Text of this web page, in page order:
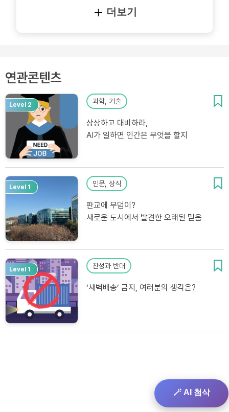
더보기
연관콘텐츠
Level 2 과학, 기술
상상하고 대비하라,
AI가 일하면 인간은 무엇을 할지
Level 1 인문, 상식
판교에 무덤이?
새로운 도시에서 발견한 오래된 믿음
Level 1 찬성과 반대
‘새벽배송’ 금지, 여러분의 생각은?
🪄 AI 첨삭